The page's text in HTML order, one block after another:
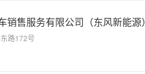
销售服务有限公司（东风新能源）
路172号